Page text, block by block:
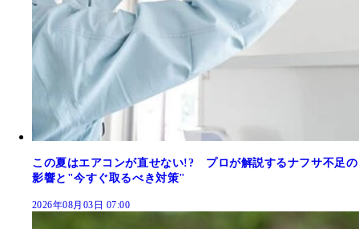
この夏はエアコンが直せない!? プロが解説するナフサ不足の
影響と"今すぐ取るべき対策"
2026年08月03日 07:00